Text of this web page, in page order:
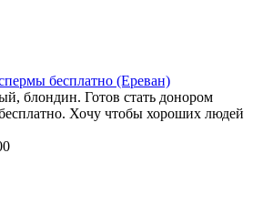
бесплатно (Ереван)
блондин. Готов стать донором
Хочу чтобы хороших людей